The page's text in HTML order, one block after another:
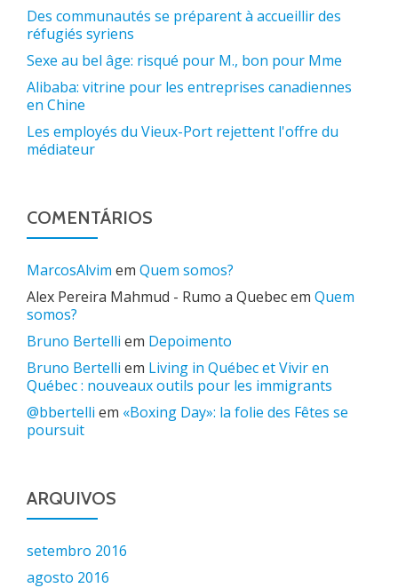
Des communautés se préparent à accueillir des
réfugiés syriens
Sexe au bel âge: risqué pour M., bon pour Mme
Alibaba: vitrine pour les entreprises canadiennes
en Chine
Les employés du Vieux-Port rejettent l'offre du
médiateur
COMENTÁRIOS
MarcosAlvim em Quem somos?
Alex Pereira Mahmud - Rumo a Quebecem Quem
somos?
Bruno Bertelli em Depoimento
Bruno Bertelli em Living in Québec et Vivir en
Québec : nouveaux outils pour les immigrants
@bbertelli em «Boxing Day»: la folie des Fêtes se
poursuit
ARQUIVOS
setembro 2016
agosto 2016